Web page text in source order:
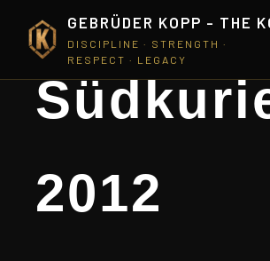
GEBRÜDER KOPP - THE
DISCIPLINE · STRENGTH ·
RESPECT · LEGACY
2012